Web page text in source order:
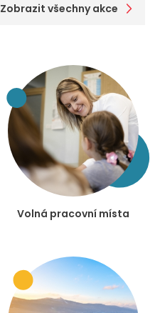
Zobrazit všechny akce
Volná pracovní místa